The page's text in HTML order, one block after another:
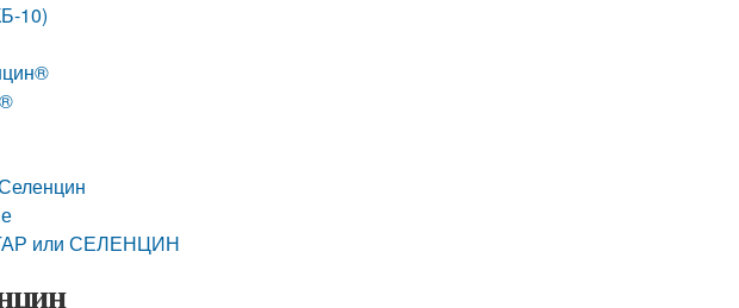
10)
или СЕЛЕНЦИН